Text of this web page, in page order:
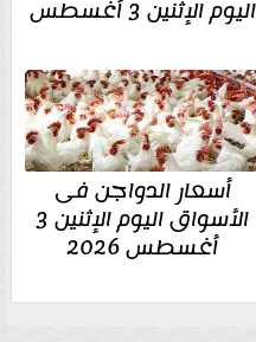
اليوم الإثنين 3 أغسطس
أسعار الدواجن فى
الأسواق اليوم الإثنين 3
أغسطس 2026